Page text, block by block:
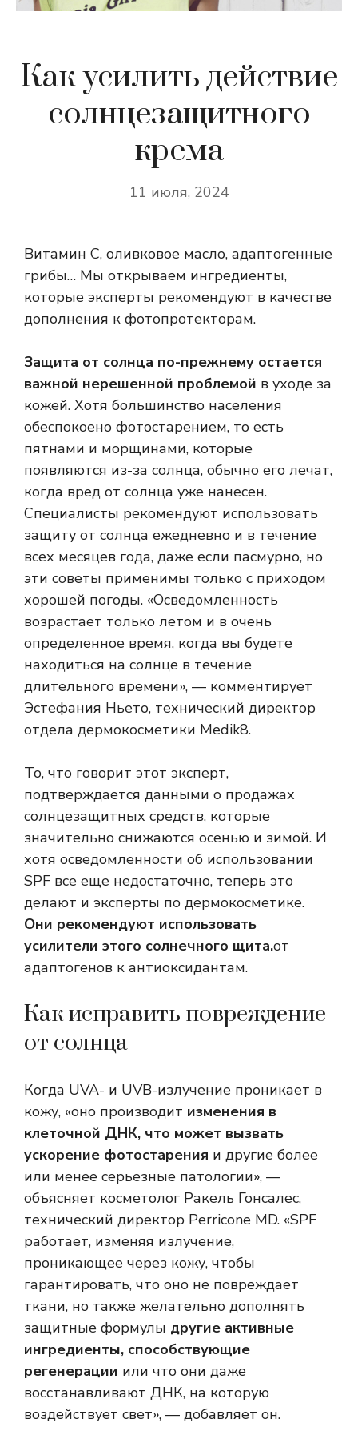
Как усилить действие
солнцезащитного
крема
11 июля, 2024
Витамин С, оливковое масло, адаптогенные
грибы… Мы открываем ингредиенты,
которые эксперты рекомендуют в качестве
дополнения к фотопротекторам.
Защита от солнца по-прежнему остается
важной нерешенной проблемой в уходе за
кожей. Хотя большинство населения
обеспокоено фотостарением, то есть
пятнами и морщинами, которые
появляются из-за солнца, обычно его лечат,
когда вред от солнца уже нанесен.
Специалисты рекомендуют использовать
защиту от солнца ежедневно и в течение
всех месяцев года, даже если пасмурно, но
эти советы применимы только с приходом
хорошей погоды. «Осведомленность
возрастает только летом и в очень
определенное время, когда вы будете
находиться на солнце в течение
длительного времени», — комментирует
Эстефания Ньето, технический директор
отдела дермокосметики Medik8.
То, что говорит этот эксперт,
подтверждается данными о продажах
солнцезащитных средств, которые
значительно снижаются осенью и зимой. И
хотя осведомленности об использовании
SPF все еще недостаточно, теперь это
делают и эксперты по дермокосметике.
Они рекомендуют использовать
усилители этого солнечного щита.от
адаптогенов к антиоксидантам.
Как исправить повреждение
от солнца
Когда UVA- и UVB-излучение проникает в
кожу, «оно производит изменения в
клеточной ДНК, что может вызвать
ускорение фотостарения и другие более
или менее серьезные патологии», —
объясняет косметолог Ракель Гонсалес,
технический директор Perricone MD. «SPF
работает, изменяя излучение,
проникающее через кожу, чтобы
гарантировать, что оно не повреждает
ткани, но также желательно дополнять
защитные формулы другие активные
ингредиенты, способствующие
регенерации или что они даже
восстанавливают ДНК, на которую
воздействует свет», — добавляет он.